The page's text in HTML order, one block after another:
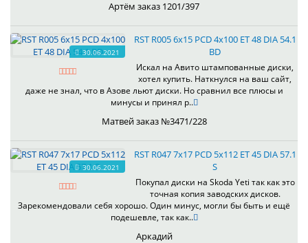
Артём заказ 1201/397
30.06.2021
RST R005 6x15 PCD 4x100 ET 48 DIA 54.1
BD
Искал на Авито штампованные диски,
хотел купить. Наткнулся на ваш сайт,
даже не знал, что в Азове льют диски. Но сравнил все плюсы и
минусы и принял р..
Матвей заказ №3471/228
30.06.2021
RST R047 7x17 PCD 5x112 ET 45 DIA 57.1
S
Покупал диски на Skoda Yeti так как это
точная копия заводских дисков.
Зарекомендовали себя хорошо. Один минус, могли бы быть и ещё
подешевле, так как..
Аркадий